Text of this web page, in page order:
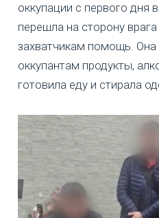
оккупации с первого дня
перешла на сторону
захватчикам помощь. Она
оккупантам продукты,
готовила еду и стирала